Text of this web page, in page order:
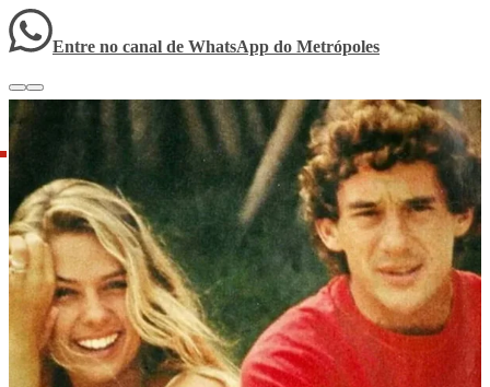
Entre no canal de WhatsApp do Metrópoles